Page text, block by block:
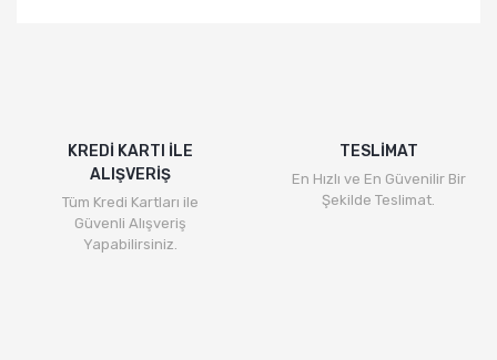
KREDİ KARTI İLE
ALIŞVERİŞ
Tüm Kredi Kartları ile
Güvenli Alışveriş
Yapabilirsiniz.
TESLİMAT
En Hızlı ve En Güvenilir Bir
Şekilde Teslimat.